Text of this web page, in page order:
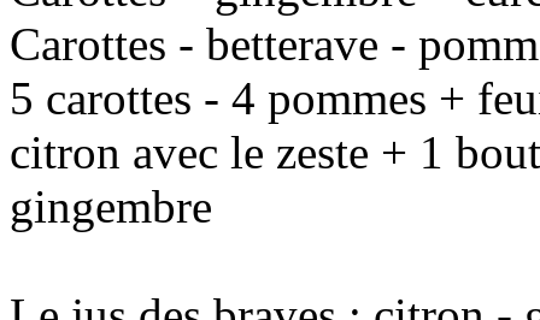
Carottes - betterave -
5 carottes - 4 pommes +
citron avec le zeste + 1
gingembre